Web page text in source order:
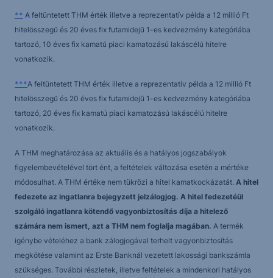
** A feltüntetett THM érték illetve a reprezentatív példa a 12 millió Ft
hitelösszegű és 20 éves fix futamidejű 1-es kedvezmény kategóriába
tartozó, 10 éves fix kamatú piaci kamatozású lakáscélú hitelre
vonatkozik.
***A feltüntetett THM érték illetve a reprezentatív példa a 12 millió Ft
hitelösszegű és 20 éves fix futamidejű 1-es kedvezmény kategóriába
tartozó, 20 éves fix kamatú piaci kamatozású lakáscélú hitelre
vonatkozik.
A THM meghatározása az aktuális és a hatályos jogszabályok
figyelembevételével tört ént, a feltételek változása esetén a mértéke
módosulhat. A THM értéke nem tükrözi a hitel kamatkockázatát. A hitel
fedezete az ingatlanra bejegyzett jelzálogjog. A hitel fedezetéül
szolgáló ingatlanra kötendő vagyonbiztosítás díja a hitelező
számára nem ismert, azt a THM nem foglalja magában. A termék
igénybe vételéhez a bank zálogjogával terhelt vagyonbiztosítás
megkötése valamint az Erste Banknál vezetett lakossági bankszámla
szükséges. További részletek, illetve feltételek a mindenkori hatályos